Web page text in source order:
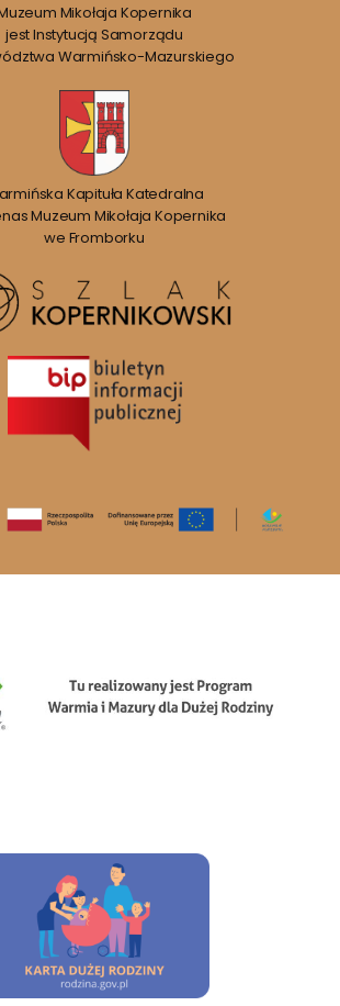
Mikołaja Kopernika
jest Instytucją Samorządu
Warmińsko-Mazurskiego
Kapituła Katedralna
Muzeum Mikołaja Kopernika
we Fromborku